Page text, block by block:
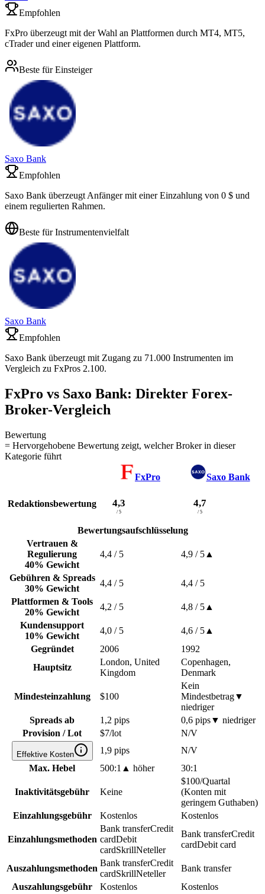
Empfohlen
FxPro überzeugt mit der Wahl an Plattformen durch MT4, MT5,
cTrader und einer eigenen Plattform.
Beste für Einsteiger
Saxo Bank
Empfohlen
Saxo Bank überzeugt Anfänger mit einer Einzahlung von 0 $ und
einem regulierten Rahmen.
Beste für Instrumentenvielfalt
Saxo Bank
Empfohlen
Saxo Bank überzeugt mit Zugang zu 71.000 Instrumenten im
Vergleich zu FxPros 2.100.
FxPro vs Saxo Bank: Direkter Forex-
Broker-Vergleich
Bewertung
= Hervorgehobene Bewertung zeigt, welcher Broker in dieser
Kategorie führt
FxPro Saxo Bank
Redaktionsbewertung 4,3
/ 5
4,7
/ 5
Bewertungsaufschlüsselung
Vertrauen &
Regulierung
40% Gewicht
4,4 / 5 4,9 / 5 ▲
Gebühren & Spreads
30% Gewicht
4,4 / 5 4,4 / 5
Plattformen & Tools
20% Gewicht
4,2 / 5 4,8 / 5 ▲
Kundensupport
10% Gewicht
4,0 / 5 4,6 / 5 ▲
Gegründet
2006
1992
Hauptsitz
London, United
Kingdom
Copenhagen,
Denmark
Mindesteinzahlung $100
Kein
Mindestbetrag▼
niedriger
Spreads ab
1,2 pips 0,6 pips▼ niedriger
Provision / Lot
$7/lot N/V
Effektive Kosten 1,9 pips
N/V
Max. Hebel
500:1 ▲ höher 30:1
Inaktivitätsgebühr Keine
$100/Quartal
(Konten mit
geringem Guthaben)
Einzahlungsgebühr
Kostenlos Kostenlos
Einzahlungsmethoden
Bank transferCredit
cardDebit
cardSkrillNeteller
Bank transferCredit
cardDebit card
Auszahlungsmethoden
Bank transferCredit
cardSkrillNeteller
Bank transfer
Auszahlungsgebühr
Kostenlos Kostenlos